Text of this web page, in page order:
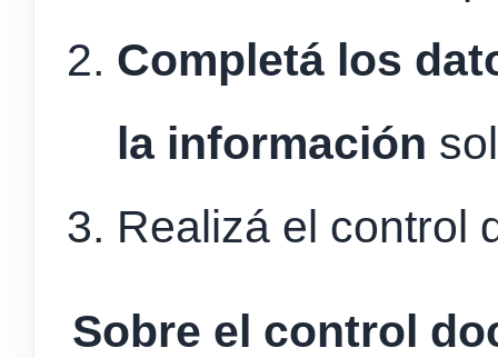
Completá los
la información
Realizá el control
Sobre el control